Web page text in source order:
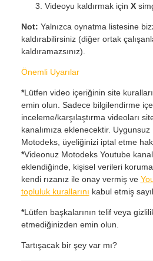
Videoyu kaldırmak için X
Not: Yalnızca oynatma listesine
kaldırabilirsiniz (diğer ortak
kaldıramazsınız).
Önemli Uyarılar
*Lütfen video içeriğinin site
emin olun. Sadece bilgilendirme
inceleme/karşılaştırma videoları
kanalımıza eklenecektir.
Motodeks, üyeliğinizi iptal etme
*Videonuz Motodeks Youtube
eklendiğinde, kişisel verileri
kendi rızanız ile onay vermiş ve
topluluk kurallarını kabul etmiş
*Lütfen başkalarının telif veya
etmediğinizden emin olun.
Tartışacak bir şey var mı?